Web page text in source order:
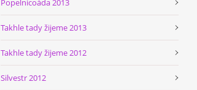
Takhle tady žijeme 2013
Takhle tady žijeme 2012
Silvestr 2012